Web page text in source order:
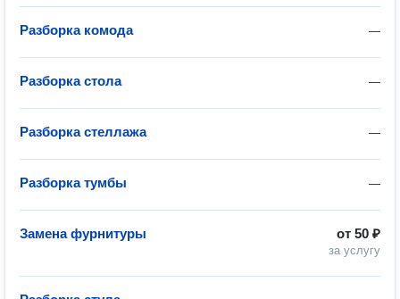
—
Разборка комода
—
Разборка стола
—
Разборка стеллажа
—
Разборка тумбы
от 50 ₽
за услугу
Замена фурнитуры